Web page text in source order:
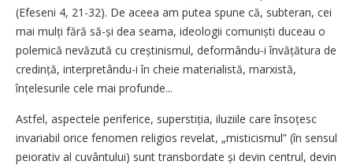
(Efeseni 4, 21-32). De aceea am putea spune că, subteran, cei
mai mulți fără să-și dea seama, ideologii comuniști duceau o
polemică nevăzută cu creștinismul, deformându-i învățătura de
credință, interpretându-i în cheie materialistă, marxistă,
înțelesurile cele mai profunde...
Astfel, aspectele periferice, superstiția, iluziile care însoțesc
invariabil orice fenomen religios revelat, „misticismul” (în sensul
peiorativ al cuvântului) sunt transbordate și devin centrul, devin